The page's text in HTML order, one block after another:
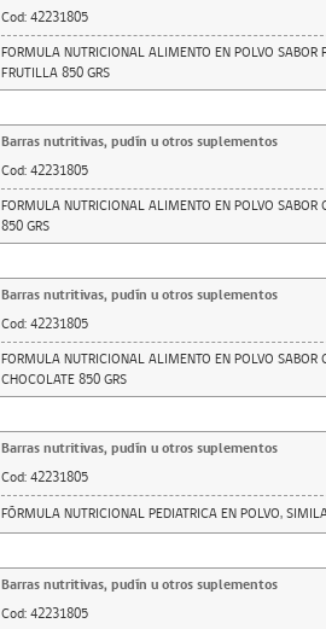
Cod: 42231805
FORMULA NUTRICIONAL ALIMENTO EN POLVO SABOR
FRUTILLA 850 GRS
Barras nutritivas, pudín u otros suplementos
Cod: 42231805
FORMULA NUTRICIONAL ALIMENTO EN POLVO SABOR
850 GRS
Barras nutritivas, pudín u otros suplementos
Cod: 42231805
FORMULA NUTRICIONAL ALIMENTO EN POLVO SABOR
CHOCOLATE 850 GRS
Barras nutritivas, pudín u otros suplementos
Cod: 42231805
FÓRMULA NUTRICIONAL PEDIATRICA EN POLVO,
Barras nutritivas, pudín u otros suplementos
Cod: 42231805